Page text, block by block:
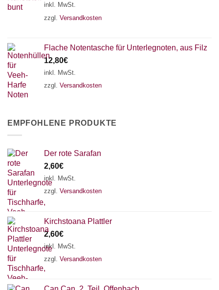
inkl. MwSt.
zzgl. Versandkosten
Flache Notentasche für Unterlegnoten, aus Filz
12,80€
inkl. MwSt.
zzgl. Versandkosten
EMPFOHLENE PRODUKTE
Der rote Sarafan
2,60€
inkl. MwSt.
zzgl. Versandkosten
Kirchstoana Plattler
2,60€
inkl. MwSt.
zzgl. Versandkosten